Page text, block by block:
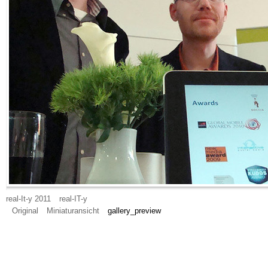
real-It-y 2011
real-IT-y
Original
Miniaturansicht gallery_preview